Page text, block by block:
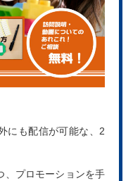
にも配信が可能な、2
、プロモーションを手